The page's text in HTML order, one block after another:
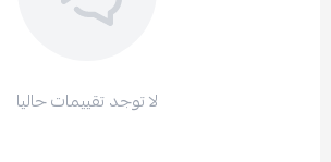
لا توجد تقييمات حاليا